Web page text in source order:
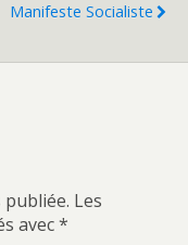
Manifeste Socialiste
Les
avec*